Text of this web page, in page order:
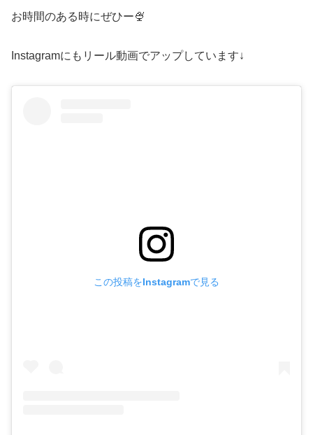
お時間のある時にぜひー🍨
Instagramにもリール動画でアップしています↓
この投稿をInstagramで見る